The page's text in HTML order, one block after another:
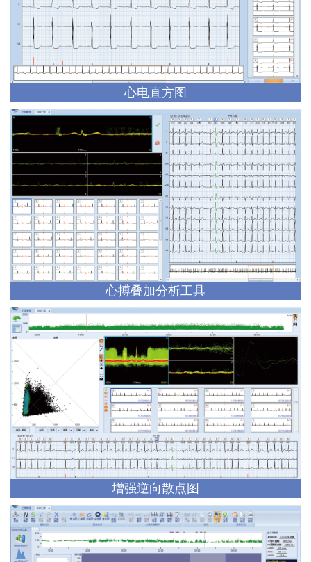
心电直方图
心搏叠加分析工具
增强逆向散点图